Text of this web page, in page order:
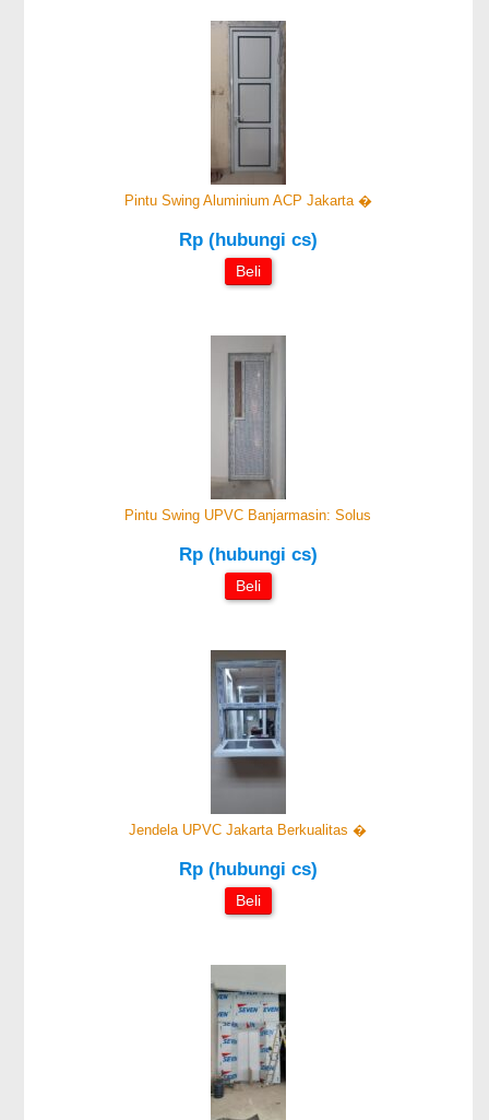
Pintu Swing Aluminium ACP Jakarta �
Rp (hubungi cs)
Beli
Pintu Swing UPVC Banjarmasin: Solus
Rp (hubungi cs)
Beli
Jendela UPVC Jakarta Berkualitas �
Rp (hubungi cs)
Beli